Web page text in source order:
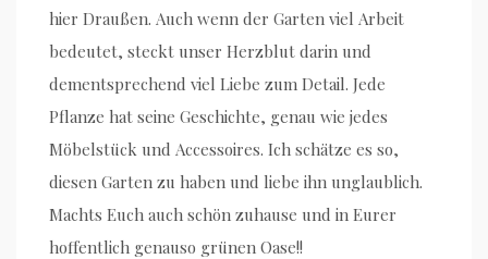
hier Draußen. Auch wenn der Garten viel Arbeit
bedeutet, steckt unser Herzblut darin und
dementsprechend viel Liebe zum Detail. Jede
Pflanze hat seine Geschichte, genau wie jedes
Möbelstück und Accessoires. Ich schätze es so,
diesen Garten zu haben und liebe ihn unglaublich.
Machts Euch auch schön zuhause und in Eurer
hoffentlich genauso grünen Oase!!